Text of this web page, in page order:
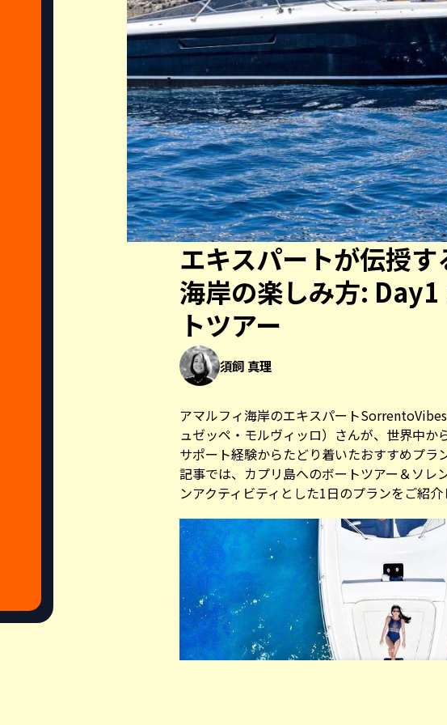
エキスパートが伝授す
海岸の楽しみ方: Day1
トツアー
須飼 真理
アマルフィ海岸のエキスパートSorrentoVibes
ュゼッペ・モルヴィッロ）さんが、世界中か
サポート経験からたどり着いたおすすめプラ
記事では、カプリ島へのボートツアー＆ソレ
ンアクティビティとした1日のプランをご紹介